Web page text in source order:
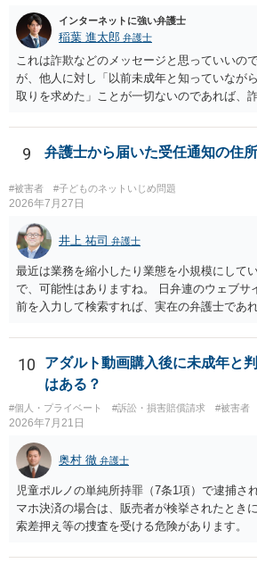
インターネットに強い弁護士
稲葉 進太郎 弁護士
これは詐欺などのメッセージと思っていいの
が、他人に対し「以前未成年と知っていなが
取りを求めた」ことが一切ないのであれば、
9 弁護士から届いた受任通知の住
#被害者 #子どものネットいじめ問題
2026年7月27日
井上 祐司 弁護士
最近は業務を縮小したり業態を小規模にして
で、可能性はありますね。 日弁連のウェブサ
前を入力して検索すれば、実在の弁護士であ
良いでしょう。
10
アダルト動画購入後に未成年と
はある？
#個人・プライベート #訴訟・損害賠償請求 #被害者
2026年7月21日
奥村 徹 弁護士
児童ポルノの単純所持罪（7条1項）で逮捕
マホ決済の場合は、販売者が検挙されたとき
索差押え等の捜査を受ける危険があります。